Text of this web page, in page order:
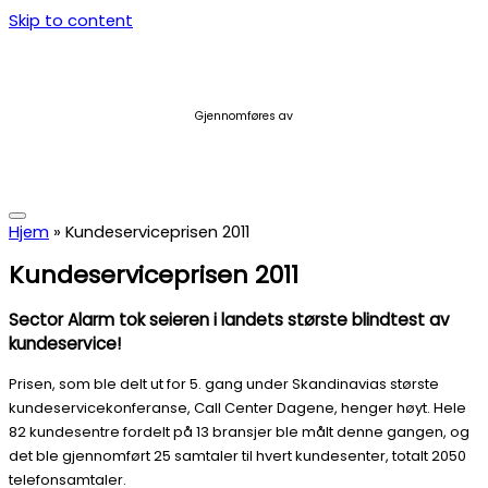
Skip to content
Gjennomføres av
Hjem » Kundeserviceprisen 2011
Kundeserviceprisen 2011
Sector Alarm tok seieren i landets største blindtest av
kundeservice!
Prisen, som ble delt ut for 5. gang under Skandinavias største
kundeservicekonferanse, Call Center Dagene, henger høyt. Hele
82 kundesentre fordelt på 13 bransjer ble målt denne gangen, og
det ble gjennomført 25 samtaler til hvert kundesenter, totalt 2050
telefonsamtaler.